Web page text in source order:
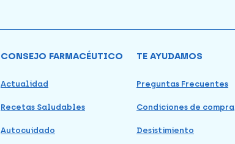
CONSEJO FARMACÉUTICO
Actualidad
Recetas Saludables
Autocuidado
TE AYUDAMOS
Preguntas Frecuentes
Condiciones de compra
Desistimiento